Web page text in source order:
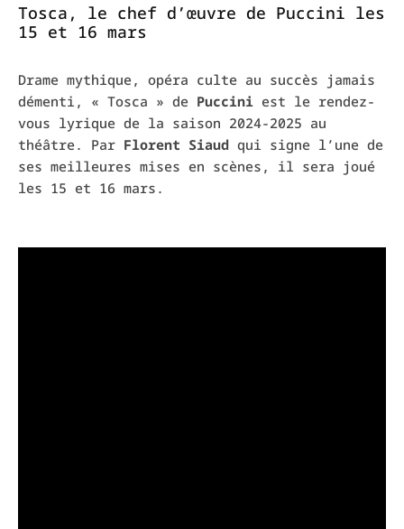
Tosca, le chef d’œuvre de Puccini les
15 et 16 mars
Drame mythique, opéra culte au succès jamais
démenti, « Tosca » de Puccini est le rendez-
vous lyrique de la saison 2024-2025 au
théâtre. Par Florent Siaud qui signe l’une de
ses meilleures mises en scènes, il sera joué
les 15 et 16 mars.